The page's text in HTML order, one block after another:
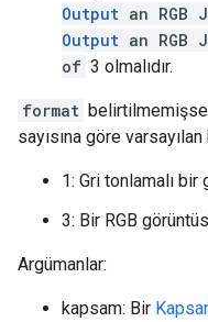
Output an RGB
Output an RGB
of 3 olmalıdır.
format
sayısına göre
1: Gri tonlamalı bir
3: Bir RGB
Argümanlar:
kapsam: Bir